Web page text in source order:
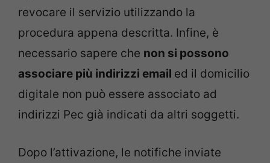
revocare il servizio utilizzando la
procedura appena descritta. Infine, è
necessario sapere che non si possono
associare più indirizzi email ed il domicilio
digitale non può essere associato ad
indirizzi Pec già indicati da altri soggetti.
Dopo l’attivazione, le notifiche inviate